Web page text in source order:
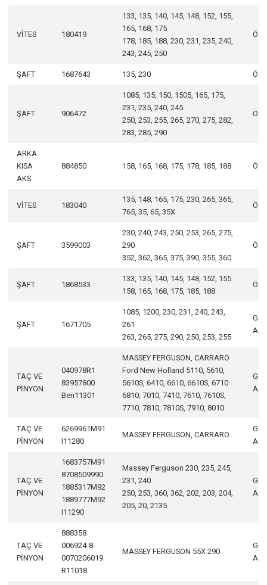
VİTES 180419
133, 135, 140, 145, 148, 152, 155,
165, 168, 175
178, 185, 188, 230, 231, 235, 240,
243, 245, 250
ŞAFT 1687643 135, 230
ŞAFT 906472
1085, 135, 150, 1505, 165, 175,
231, 235, 240, 245
250, 253, 255, 265, 270, 275, 282,
283, 285, 290
ARKA
KISA
AKS
884850 158, 165, 168, 175, 178, 185, 188
VİTES 183040
135, 148, 165, 175, 230, 265, 365,
765, 35, 65, 35X
ŞAFT 3599003
230, 240, 243, 250, 253, 265, 275,
290
352, 362, 365, 375, 390, 355, 360
ŞAFT 1868533
133, 135, 140, 145, 148, 152, 155
158, 165, 168, 175, 185, 188
ŞAFT 1671705
1085, 1200, 230, 231, 240, 243,
261
263, 265, 275, 290, 250, 253, 255
TAÇ VE
PİNYON
040978R1
83957800
Ben11301
MASSEY FERGUSON, CARRARO
Ford New Holland 5110, 5610,
5610S, 6410, 6610, 6610S, 6710
6810, 7010, 7410, 7610, 7610S,
7710, 7810, 7810S, 7910, 8010
TAÇ VE
PİNYON
6269961M91
I11280
MASSEY FERGUSON, CARRARO
TAÇ VE
PİNYON
1683757M91
8708509990
1885317M92
1889777M92
I11290
Massey Ferguson 230, 235, 245,
231, 240
250, 253, 360, 362, 202, 203, 204,
205, 20, 2135
TAÇ VE
PİNYON
888358
006924-8
0070206019
R11018
MASSEY FERGUSON 55X 290